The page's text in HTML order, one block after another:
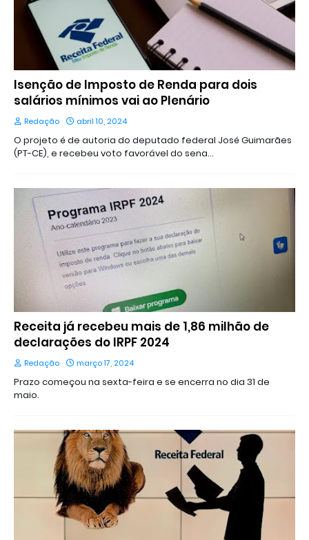
Isenção de Imposto de Renda para dois
salários mínimos vai ao Plenário
Redação abril 10, 2024
O projeto é de autoria do deputado federal José Guimarães
(PT-CE), e recebeu voto favorável do sena…
Receita já recebeu mais de 1,86 milhão de
declarações do IRPF 2024
Redação março 17, 2024
Prazo começou na sexta-feira e se encerra no dia 31 de
maio.